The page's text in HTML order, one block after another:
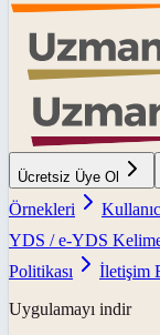
Ücretsiz Üye Ol
Örnekleri
YDS / e-YDS
Politikası
İletişim
Uygulamayı indir